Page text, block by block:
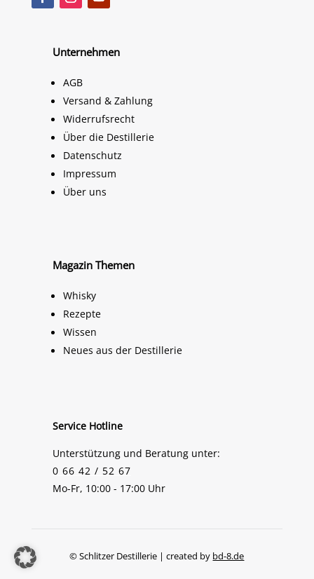
Unternehmen
AGB
Versand & Zahlung
Widerrufsrecht
Über die Destillerie
Datenschutz
Impressum
Über uns
Magazin Themen
Whisky
Rezepte
Wissen
Neues aus der Destillerie
Service Hotline
Unterstützung und Beratung unter:
0 66 42 / 52 67
Mo-Fr, 10:00 - 17:00 Uhr
© Schlitzer Destillerie | created by bd-8.de